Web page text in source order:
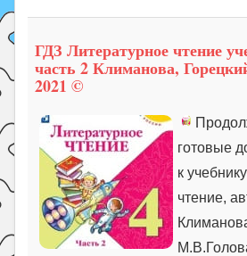
ГДЗ Литературное чтение
часть 2 Климанова,
2021 ©
готовые
к
чтение,